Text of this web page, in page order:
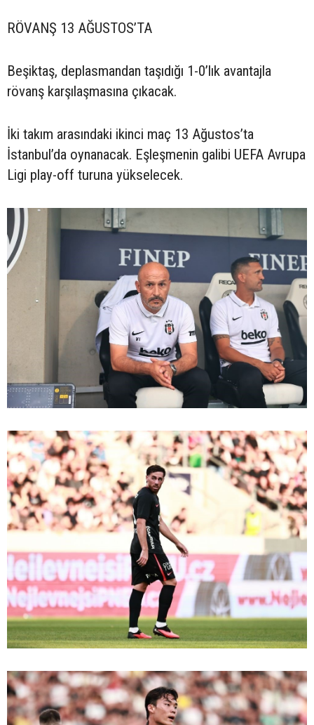
RÖVANŞ 13 AĞUSTOS’TA
Beşiktaş, deplasmandan taşıdığı 1-0’lık avantajla
rövanş karşılaşmasına çıkacak.
İki takım arasındaki ikinci maç 13 Ağustos’ta
İstanbul’da oynanacak. Eşleşmenin galibi UEFA Avrupa
Ligi play-off turuna yükselecek.